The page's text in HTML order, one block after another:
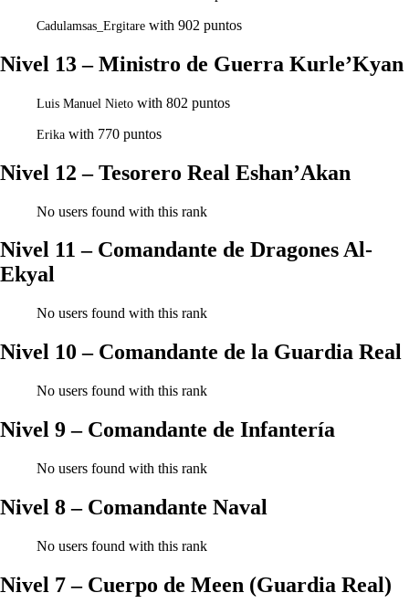
Cadulamsas_Ergitare with 902 puntos
Nivel 13 – Ministro de Guerra Kurle’Kyan
Luis Manuel Nieto with 802 puntos
Erika with 770 puntos
Nivel 12 – Tesorero Real Eshan’Akan
No users found with this rank
Nivel 11 – Comandante de Dragones Al-
Ekyal
No users found with this rank
Nivel 10 – Comandante de la Guardia Real
No users found with this rank
Nivel 9 – Comandante de Infantería
No users found with this rank
Nivel 8 – Comandante Naval
No users found with this rank
Nivel 7 – Cuerpo de Meen (Guardia Real)